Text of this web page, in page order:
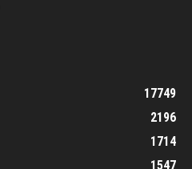
17749
2196
1714
1547